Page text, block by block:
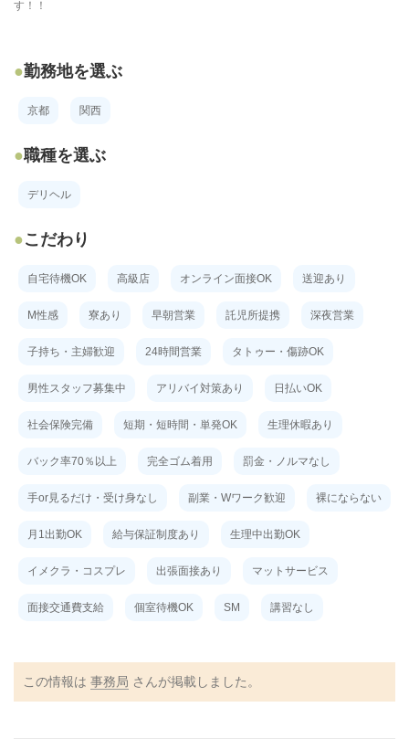
す！！
勤務地を選ぶ
京都 関西
職種を選ぶ
デリヘル
こだわり
自宅待機OK 高級店 オンライン面接OK 送迎あり
M性感 寮あり 早朝営業 託児所提携 深夜営業
子持ち・主婦歓迎 24時間営業 タトゥー・傷跡OK
男性スタッフ募集中 アリバイ対策あり 日払いOK
社会保険完備 短期・短時間・単発OK 生理休暇あり
バック率70％以上 完全ゴム着用 罰金・ノルマなし
手or見るだけ・受け身なし 副業・Wワーク歓迎 裸にならない
月1出勤OK 給与保証制度あり 生理中出勤OK
イメクラ・コスプレ 出張面接あり マットサービス
面接交通費支給 個室待機OK SM 講習なし
この情報は 事務局 さんが掲載しました。